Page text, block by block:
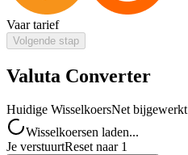
Vaar tarief
Volgende stap
Valuta Converter
Huidige WisselkoersNet bijgewerkt
Wisselkoersen laden...
Je verstuurtReset naar 1